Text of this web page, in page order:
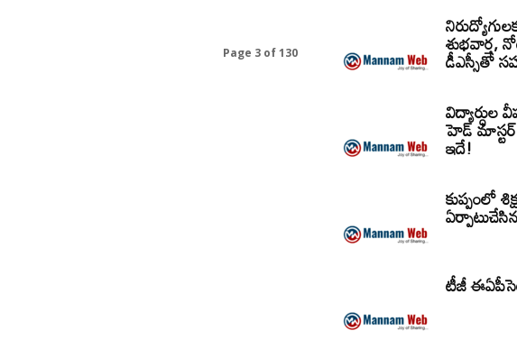
Page 3 of 130 శుభవార్త,
డీఎస్సీతో
విద్యార్ధుల
హెడ్
ఇదే!
కుప్పంలో
టీజీ